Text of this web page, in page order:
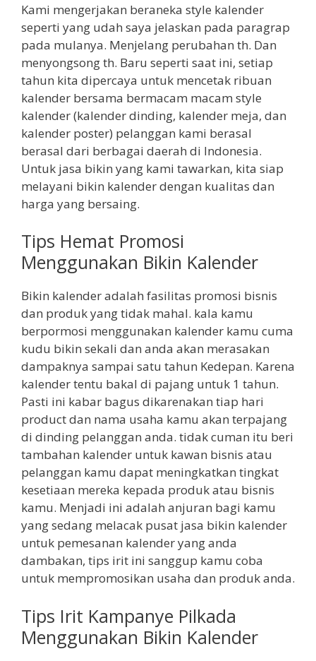
Kami mengerjakan beraneka style kalender
seperti yang udah saya jelaskan pada paragrap
pada mulanya. Menjelang perubahan th. Dan
menyongsong th. Baru seperti saat ini, setiap
tahun kita dipercaya untuk mencetak ribuan
kalender bersama bermacam macam style
kalender (kalender dinding, kalender meja, dan
kalender poster) pelanggan kami berasal
berasal dari berbagai daerah di Indonesia.
Untuk jasa bikin yang kami tawarkan, kita siap
melayani bikin kalender dengan kualitas dan
harga yang bersaing.
Tips Hemat Promosi
Menggunakan Bikin Kalender
Bikin kalender adalah fasilitas promosi bisnis
dan produk yang tidak mahal. kala kamu
berpormosi menggunakan kalender kamu cuma
kudu bikin sekali dan anda akan merasakan
dampaknya sampai satu tahun Kedepan. Karena
kalender tentu bakal di pajang untuk 1 tahun.
Pasti ini kabar bagus dikarenakan tiap hari
product dan nama usaha kamu akan terpajang
di dinding pelanggan anda. tidak cuman itu beri
tambahan kalender untuk kawan bisnis atau
pelanggan kamu dapat meningkatkan tingkat
kesetiaan mereka kepada produk atau bisnis
kamu. Menjadi ini adalah anjuran bagi kamu
yang sedang melacak pusat jasa bikin kalender
untuk pemesanan kalender yang anda
dambakan, tips irit ini sanggup kamu coba
untuk mempromosikan usaha dan produk anda.
Tips Irit Kampanye Pilkada
Menggunakan Bikin Kalender